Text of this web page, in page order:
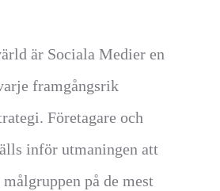
är Sociala Medier en
framgångsrik
Företagare och
inför utmaningen att
på de mest